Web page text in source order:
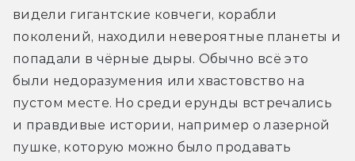
видели гигантские ковчеги, корабли
поколений, находили невероятные планеты и
попадали в чёрные дыры. Обычно всё это
были недоразумения или хвастовство на
пустом месте. Но среди ерунды встречались
и правдивые истории, например о лазерной
пушке, которую можно было продавать